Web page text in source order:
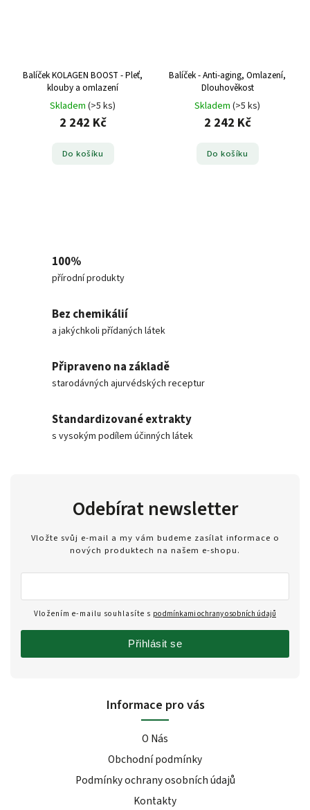
Balíček KOLAGEN BOOST - Pleť,
klouby a omlazení
Skladem (>5 ks)
2 242 Kč
Do košíku
Balíček - Anti-aging, Omlazení,
Dlouhověkost
Skladem (>5 ks)
2 242 Kč
Do košíku
100%
přírodní produkty
Bez chemikálií
a jakýchkoli přídaných látek
Připraveno na základě
starodávných ajurvédských receptur
Standardizované extrakty
s vysokým podílem účinných látek
Informace pro vás
O Nás
Obchodní podmínky
Podmínky ochrany osobních údajů
Kontakty
Odebírat newsletter
Vložte svůj e-mail a my vám budeme zasílat informace o
nových produktech na našem e-shopu.
Vložením e-mailu souhlasíte s podmínkami ochrany osobních údajů
Přihlásit se